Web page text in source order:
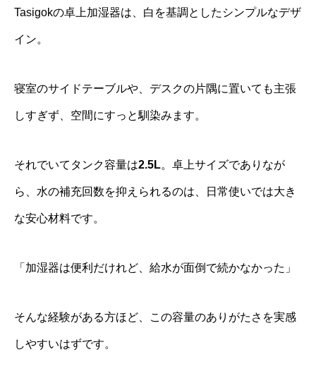
Tasigokの卓上加湿器は、白を基調としたシンプルなデザ
イン。
寝室のサイドテーブルや、デスクの片隅に置いても主張
しすぎず、空間にすっと馴染みます。
それでいてタンク容量は2.5L。卓上サイズでありなが
ら、水の補充回数を抑えられるのは、日常使いでは大き
な安心材料です。
「加湿器は便利だけれど、給水が面倒で続かなかった」
そんな経験がある方ほど、この容量のありがたさを実感
しやすいはずです。